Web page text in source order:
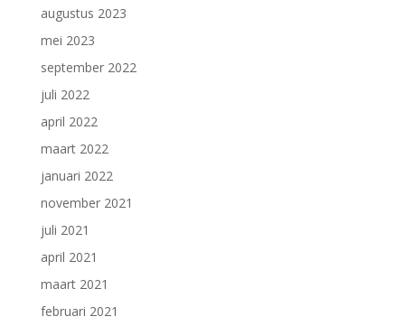
augustus 2023
mei 2023
september 2022
juli 2022
april 2022
maart 2022
januari 2022
november 2021
juli 2021
april 2021
maart 2021
februari 2021